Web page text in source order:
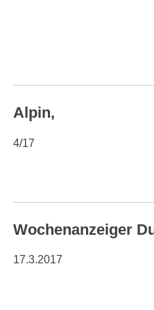
Alpin,
4/17
Wochenanzeiger
17.3.2017